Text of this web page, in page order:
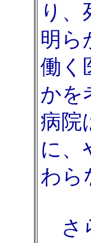
り
明ら
働く
かを
病院
に、
わら
さ